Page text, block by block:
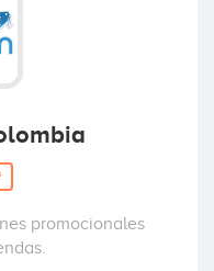
promocionales